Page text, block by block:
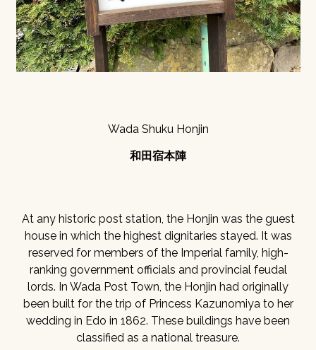
Wada Shuku Honjin
和田宿本陣
At any historic post station, the Honjin was the guest
house in which the highest dignitaries stayed. It was
reserved for members of the Imperial family, high-
ranking government officials and provincial feudal
lords. In Wada Post Town, the Honjin had originally
been built for the trip of Princess Kazunomiya to her
wedding in Edo in 1862. These buildings have been
classified as a national treasure.